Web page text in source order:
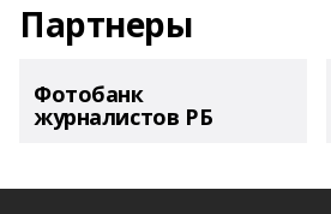
Партнеры
Фотобанк
журналистов РБ